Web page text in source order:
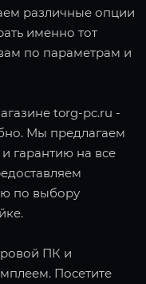
различные опции
именно тот
по параметрам и
torg-pc.ru -
Мы предлагаем
гарантию на все
по выбору
ПК и
Посетите